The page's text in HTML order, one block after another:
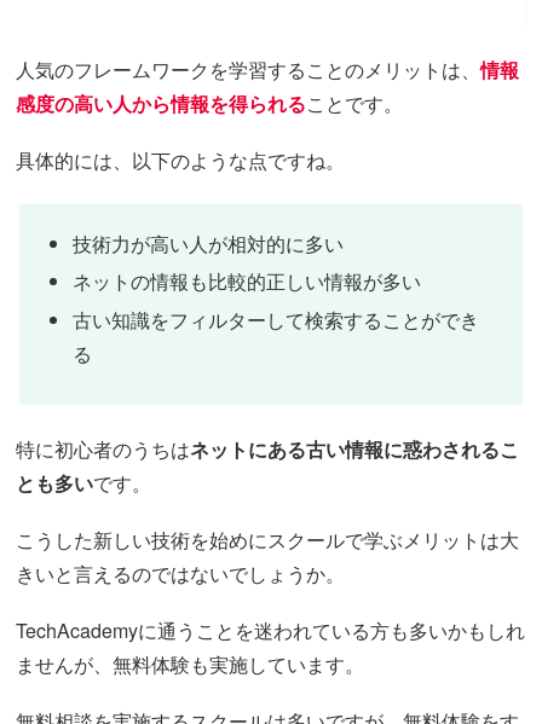
人気のフレームワークを学習することのメリットは、情報
感度の高い人から情報を得られることです。
具体的には、以下のような点ですね。
技術力が高い人が相対的に多い
ネットの情報も比較的正しい情報が多い
古い知識をフィルターして検索することができ
る
特に初心者のうちはネットにある古い情報に惑わされるこ
とも多いです。
こうした新しい技術を始めにスクールで学ぶメリットは大
きいと言えるのではないでしょうか。
TechAcademyに通うことを迷われている方も多いかもしれ
ませんが、無料体験も実施しています。